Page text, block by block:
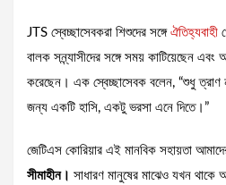
JTS স্বেচ্ছাসেবকরা শিশুদের সঙ্গে ঐতিহ্যবাহী
বালক সন্ন্যাসীদের সঙ্গে সময় কাটিয়েছেন এবং
করেছেন। এক স্বেচ্ছাসেবক বলেন, “শুধু ত্রাণ
জন্য একটি হাসি, একটু ভরসা এনে দিতে।”
জেটিএস কোরিয়ার এই মানবিক সহায়তা
সীমাহীন। সাধারণ মানুষের মাঝেও যখন থাকে